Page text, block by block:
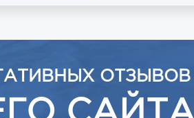
ОТЗЫВОВ